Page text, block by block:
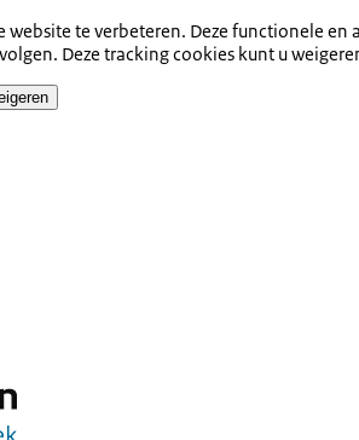
te verbeteren. Deze functionele
Deze tracking cookies kunt u